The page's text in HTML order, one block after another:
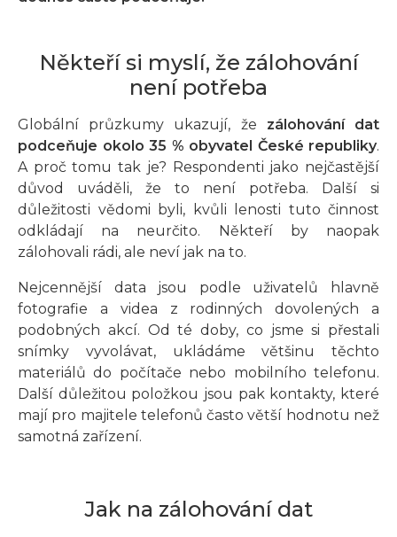
Někteří si myslí, že zálohování
není potřeba
Globální průzkumy ukazují, že zálohování dat
podceňuje okolo 35 % obyvatel České republiky.
A proč tomu tak je? Respondenti jako nejčastější
důvod uváděli, že to není potřeba. Další si
důležitosti vědomi byli, kvůli lenosti tuto činnost
odkládají na neurčito. Někteří by naopak
zálohovali rádi, ale neví jak na to.
Nejcennější data jsou podle uživatelů hlavně
fotografie a videa z rodinných dovolených a
podobných akcí. Od té doby, co jsme si přestali
snímky vyvolávat, ukládáme většinu těchto
materiálů do počítače nebo mobilního telefonu.
Další důležitou položkou jsou pak kontakty, které
mají pro majitele telefonů často větší hodnotu než
samotná zařízení.
Jak na zálohování dat